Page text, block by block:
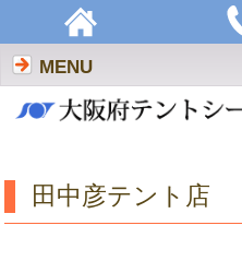
MENU
田中彦テント店